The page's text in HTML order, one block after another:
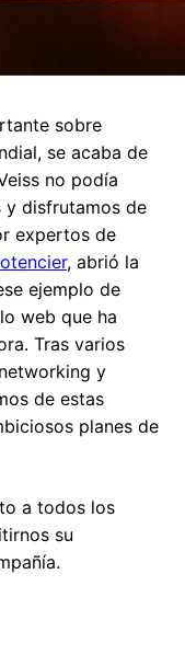
sobre
se acaba de
no podía
y disfrutamos de
expertos de
, abrió la
ejemplo de
web que ha
Tras varios
y
de estas
planes de
a todos los
su